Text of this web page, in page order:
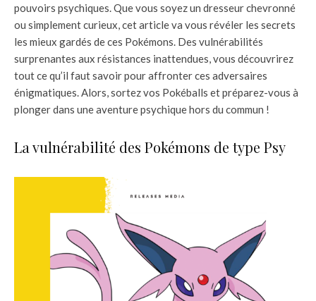
pouvoirs psychiques. Que vous soyez un dresseur chevronné
ou simplement curieux, cet article va vous révéler les secrets
les mieux gardés de ces Pokémons. Des vulnérabilités
surprenantes aux résistances inattendues, vous découvrirez
tout ce qu’il faut savoir pour affronter ces adversaires
énigmatiques. Alors, sortez vos Pokéballs et préparez-vous à
plonger dans une aventure psychique hors du commun !
La vulnérabilité des Pokémons de type Psy